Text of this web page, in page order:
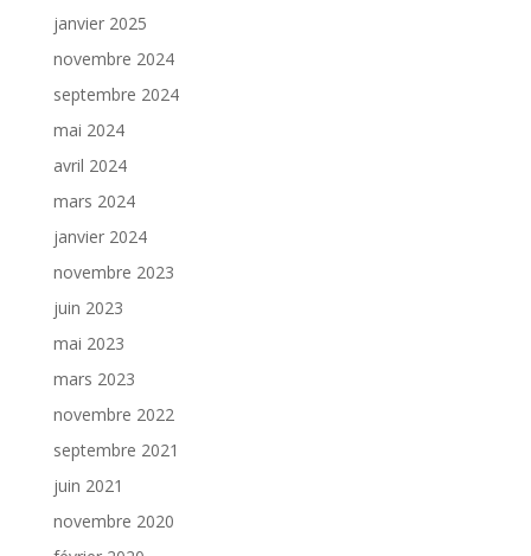
janvier 2025
novembre 2024
septembre 2024
mai 2024
avril 2024
mars 2024
janvier 2024
novembre 2023
juin 2023
mai 2023
mars 2023
novembre 2022
septembre 2021
juin 2021
novembre 2020